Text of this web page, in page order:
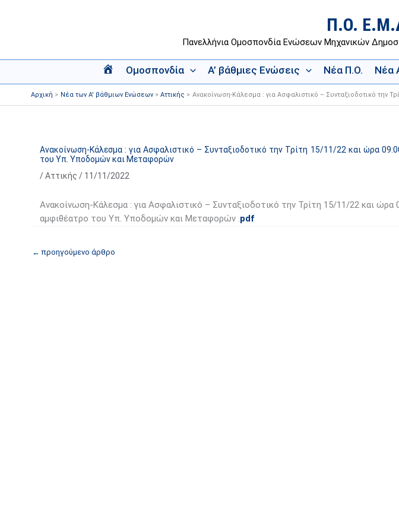
Π.Ο.
Πανελλήνια Ομοσπονδία Ενώσεων Μηχανικών
Α
ρ
χ
Ομοσπονδία Α’ βάθμιες Ενώσεις Νέα Π.Ο. Νέα
Αρχική Νέα των Α' βάθμιων Ενώσεων Αττικής Ανακοίνωση-Κάλεσμα : για Ασφαλιστικό – Συνταξιοδοτικό
Ανακοίνωση-Κάλεσμα : για Ασφαλιστικό – Συνταξιοδοτικό την Τρίτη 15/11/22 και ώρα
του Υπ. Υποδομών και Μεταφορών
/Αττικής / 11/11/2022
Ανακοίνωση-Κάλεσμα : για Ασφαλιστικό – Συνταξιοδοτικό την Τρίτη 15/11/22 και ώρα
αμφιθέατρο του Υπ. Υποδομών και Μεταφορών .pdf
← προηγούμενο άρθρο